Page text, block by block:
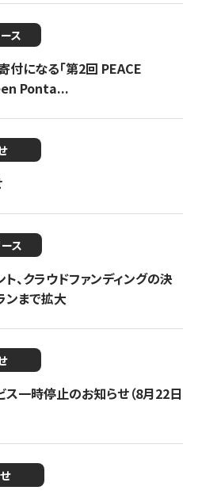
ス
付になる「第2回 PEACE
Ponta...
ス
、クラウドファンディングの決
ンまで拡大
ス一時停止のお知らせ（8月22日